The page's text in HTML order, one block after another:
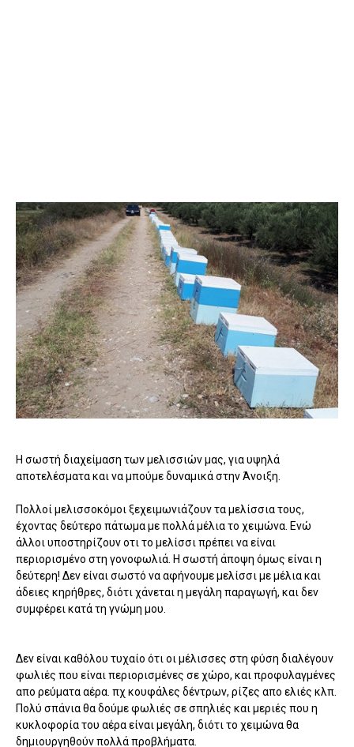
Η σωστή διαχείμαση των μελισσιών μας, για υψηλά
αποτελέσματα και να μπούμε δυναμικά στην Άνοιξη.
Πολλοί μελισσοκόμοι ξεχειμωνιάζουν τα μελίσσια τους,
έχοντας δεύτερο πάτωμα με πολλά μέλια το χειμώνα. Ενώ
άλλοι υποστηρίζουν οτι το μελίσσι πρέπει να είναι
περιορισμένο στη γονοφωλιά. Η σωστή άποψη όμως είναι η
δεύτερη! Δεν είναι σωστό να αφήνουμε μελίσσι με μέλια και
άδειες κηρήθρες, διότι χάνεται η μεγάλη παραγωγή, και δεν
συμφέρει κατά τη γνώμη μου.
Δεν είναι καθόλου τυχαίο ότι οι μέλισσες στη φύση διαλέγουν
φωλιές που είναι περιορισμένες σε χώρο, και προφυλαγμένες
απο ρεύματα αέρα. πχ κουφάλες δέντρων, ρίζες απο ελιές κλπ.
Πολύ σπάνια θα δούμε φωλιές σε σπηλιές και μεριές που η
κυκλοφορία του αέρα είναι μεγάλη, διότι το χειμώνα θα
δημιουργηθούν πολλά προβλήματα.